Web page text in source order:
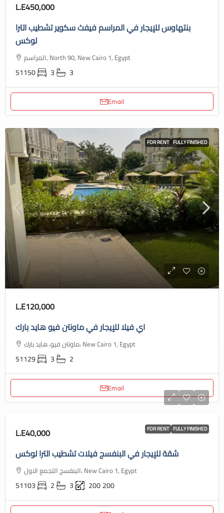
L.E450,000
بنتهاوس للإيجار في المراسم فيفث سكوير تشطيب الترا
لوكس
المراسم, North 90, New Cairo 1, Egypt
51150 3 3
Email
FOR RENT FULLY FINISHED
L.E120,000
اي فيلا للإيجار في ماونتن فيو هايد بارك
ماونتن فيو، هايد بارك، New Cairo 1, Egypt
51129 3 2
Email
FOR RENT FULLY FINISHED
L.E40,000
شقة للإيجار في البنفسج فيلات تشطيب الترا لوكس
البنفسج التجمع الاول، New Cairo 1, Egypt
51103 2 3 200200